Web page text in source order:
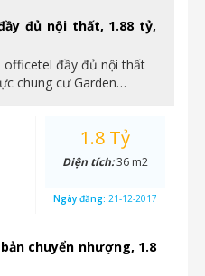
đủ nội thất, 1.88 tỷ,
officetel đầy đủ nội thất
chung cư Garden…
chuyển nhượng, 1.8
1.8 Tỷ
Diện tích:36 m2
Ngày đăng: 21-12-2017